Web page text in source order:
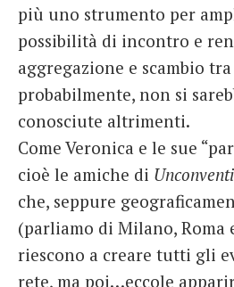
più uno strumento per
possibilità di incontro e
aggregazione e scambio
probabilmente, non si
conosciute altrimenti.
Come Veronica e le sue
cioè le amiche di
che, seppure
(parliamo di Milano, Roma
riescono a creare tutti gli
rete, ma poi…eccole